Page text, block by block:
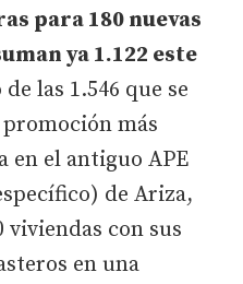
para 180 nuevas
ya 1.122 este
las 1.546 que se
más
en el antiguo APE
de Ariza,
con sus
en una